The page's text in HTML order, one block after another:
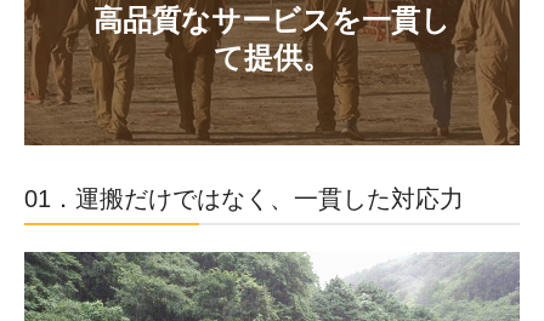
建設機械運搬
重量物運搬
コンクリート用砕石／砂販売・運搬
建設用残土運搬・処分
油圧ホース制作・販売
高品質なサービスを一貫し
て提供。
01．運搬だけではなく、一貫した対応力